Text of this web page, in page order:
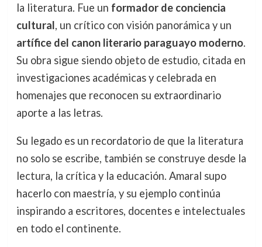
la literatura. Fue un formador de conciencia
cultural, un crítico con visión panorámica y un
artífice del canon literario paraguayo moderno.
Su obra sigue siendo objeto de estudio, citada en
investigaciones académicas y celebrada en
homenajes que reconocen su extraordinario
aporte a las letras.
Su legado es un recordatorio de que la literatura
no solo se escribe, también se construye desde la
lectura, la crítica y la educación. Amaral supo
hacerlo con maestría, y su ejemplo continúa
inspirando a escritores, docentes e intelectuales
en todo el continente.